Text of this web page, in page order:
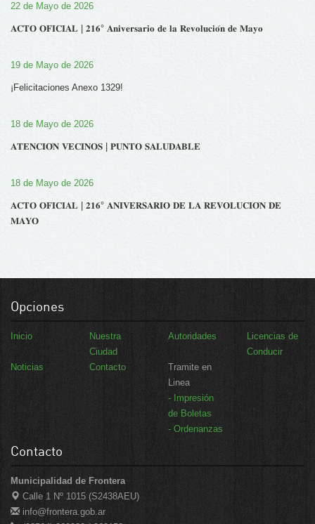
22 de Mayo de 2026
𝐀𝐂𝐓𝐎 𝐎𝐅𝐈𝐂𝐈𝐀𝐋 | 𝟐𝟏𝟔° 𝐀𝐧𝐢𝐯𝐞𝐫𝐬𝐚𝐫𝐢𝐨 𝐝𝐞 𝐥𝐚 𝐑𝐞𝐯𝐨𝐥𝐮𝐜𝐢𝐨́𝐧 𝐝𝐞 𝐌𝐚𝐲𝐨
19 de Mayo de 2026
¡Felicitaciones Anexo 1329!
18 de Mayo de 2026
𝐀𝐓𝐄𝐍𝐂𝐈𝐎́𝐍 𝐕𝐄𝐂𝐈𝐍𝐎𝐒 | 𝐏𝐔𝐍𝐓𝐎 𝐒𝐀𝐋𝐔𝐃𝐀𝐁𝐋𝐄
18 de Mayo de 2026
𝐀𝐂𝐓𝐎 𝐎𝐅𝐈𝐂𝐈𝐀𝐋 | 𝟐𝟏𝟔° 𝐀𝐍𝐈𝐕𝐄𝐑𝐒𝐀𝐑𝐈𝐎 𝐃𝐄 𝐋𝐀 𝐑𝐄𝐕𝐎𝐋𝐔𝐂𝐈𝐎́𝐍 𝐃𝐄
𝐌𝐀𝐘𝐎
Opciones
Inicio
Nuestra
Ciudad
Autoridades
Licencias de
Conducir
Noticias
Contacto
Tramite en
Linea
- Impresión
de Boletas
- Ordenanzas
Contacto
Municipalidad de Frontera
Calle 1 Nº 1015 (S2438AEU)
info@frontera.gob.ar